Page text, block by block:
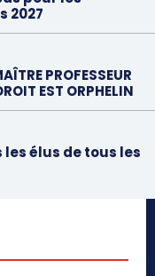
2027
PROFESSEUR
EST ORPHELIN
les élus de tous les